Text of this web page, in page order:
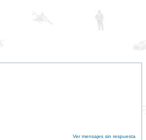
Ver mensajes sin respuesta